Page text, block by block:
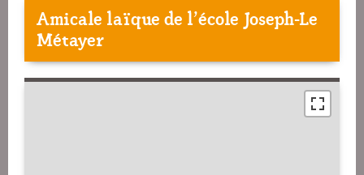
Amicale laïque de l'école Joseph-Le
Métayer